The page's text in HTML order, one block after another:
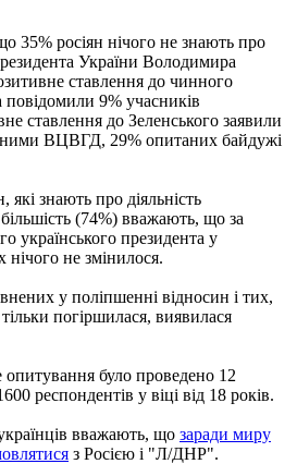
35% росіян нічого не знають про
України Володимира
ставлення до чинного
повідомили 9% учасників
ставлення до Зеленського заявили
ВЦВГД, 29% опитаних байдужі
які знають про діяльність
(74%) вважають, що за
українського президента у
нічого не змінилося.
у поліпшенні відносин і тих,
погіршилася, виявилася
опитування було проведено 12
респондентів у віці від 18 років.
вважають, що заради миру
з Росією і "Л/ДНР".